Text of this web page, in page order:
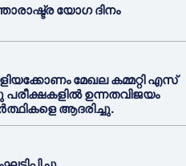
യോഗ ദിനം
മേഖല കമ്മറ്റി എസ്
ഉന്നതവിജയം
ആദരിച്ചു.